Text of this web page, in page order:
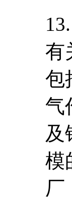
有
包
气
及
模
厂